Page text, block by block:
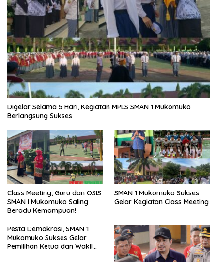
Digelar Selama 5 Hari, Kegiatan MPLS SMAN 1 Mukomuko
Berlangsung Sukses
Class Meeting, Guru dan OSIS
SMAN I Mukomuko Saling
Beradu Kemampuan!
SMAN 1 Mukomuko Sukses
Gelar Kegiatan Class Meeting
Pesta Demokrasi, SMAN 1
Mukomuko Sukses Gelar
Pemilihan Ketua dan Wakil